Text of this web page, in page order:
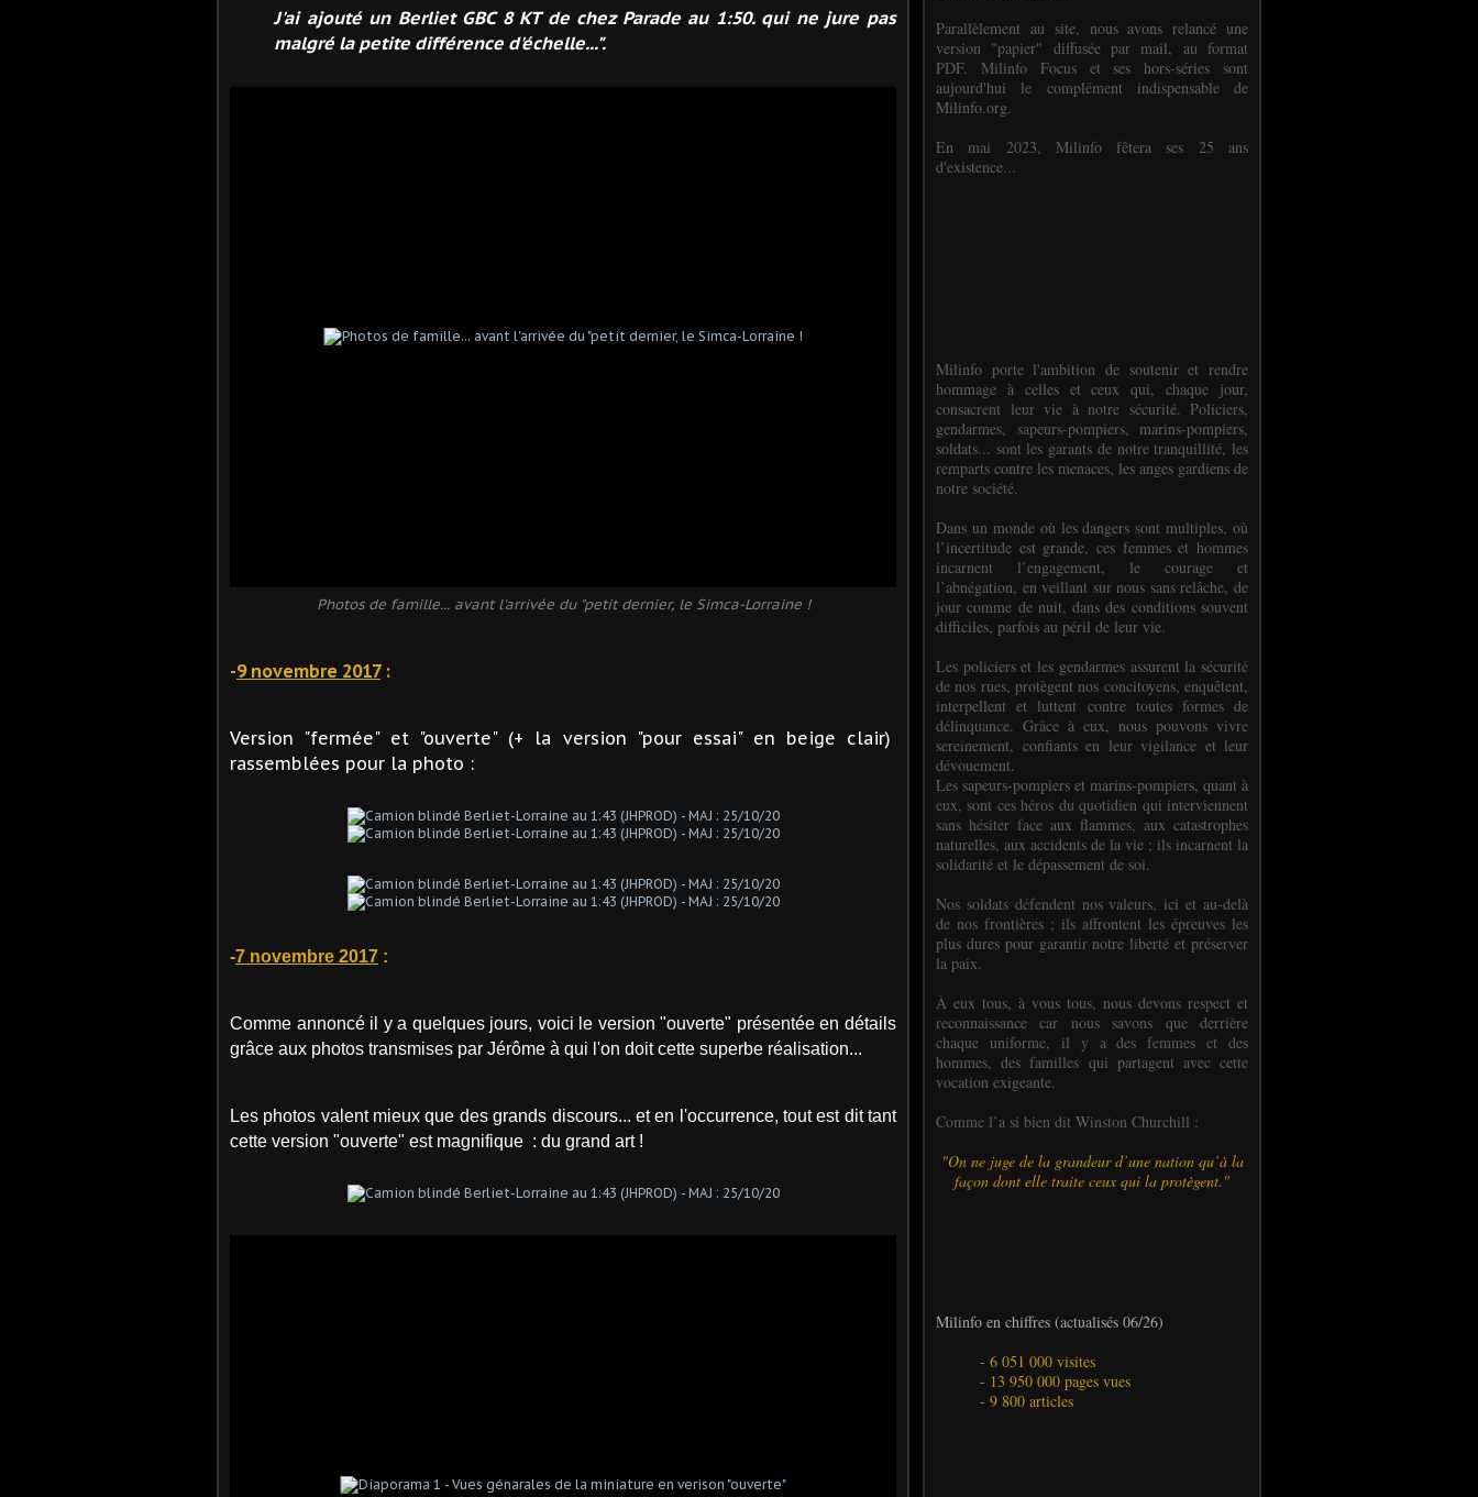
J'ai ajouté un Berliet GBC 8 KT de chez Parade au 1:50. qui ne jure pas
malgré la petite différence d'échelle...".
Photos de famille... avant l'arrivée du "petit dernier, le Simca-Lorraine !
-9 novembre 2017:
Version "fermée" et "ouverte" (+ la version "pour essai" en beige clair)
rassemblées pour la photo :
-7 novembre 2017 :
Comme annoncé il y a quelques jours, voici le version "ouverte" présentée en détails
grâce aux photos transmises par Jérôme à qui l'on doit cette superbe réalisation...
Les photos valent mieux que des grands discours... et en l'occurrence, tout est dit tant
cette version "ouverte" est magnifique : du grand art !
Parallèlement au site, nous avons relancé une
version "papier" diffusée par mail, au format
PDF. Milinfo Focus et ses hors-séries sont
aujourd'hui le complément indispensable de
Milinfo.org.
En mai 2023, Milinfo fêtera ses 25 ans
d'existence...
Milinfo porte l'ambition de soutenir et rendre
hommage à celles et ceux qui, chaque jour,
consacrent leur vie à notre sécurité. Policiers,
gendarmes, sapeurs-pompiers, marins-pompiers,
soldats... sont les garants de notre tranquillité, les
remparts contre les menaces, les anges gardiens de
notre société.
Dans un monde où les dangers sont multiples, où
l’incertitude est grande, ces femmes et hommes
incarnent l’engagement, le courage et
l’abnégation, en veillant sur nous sans relâche, de
jour comme de nuit, dans des conditions souvent
difficiles, parfois au péril de leur vie.
Les policiers et les gendarmes assurent la sécurité
de nos rues, protègent nos concitoyens, enquêtent,
interpellent et luttent contre toutes formes de
délinquance. Grâce à eux, nous pouvons vivre
sereinement, confiants en leur vigilance et leur
dévouement.
Les sapeurs-pompiers et marins-pompiers, quant à
eux, sont ces héros du quotidien qui interviennent
sans hésiter face aux flammes, aux catastrophes
naturelles, aux accidents de la vie ; ils incarnent la
solidarité et le dépassement de soi.
Nos soldats défendent nos valeurs, ici et au-delà
de nos frontières ; ils affrontent les épreuves les
plus dures pour garantir notre liberté et préserver
la paix.
À eux tous, à vous tous, nous devons respect et
reconnaissance car nous savons que derrière
chaque uniforme, il y a des femmes et des
hommes, des familles qui partagent avec cette
vocation exigeante.
Comme l’a si bien dit Winston Churchill :
"On ne juge de la grandeur d’une nation qu’à la
façon dont elle traite ceux qui la protègent."
Milinfo en chiffres (actualisés 06/26)
- 6 051 000 visites
- 13 950 000 pages vues
- 9 800 articles